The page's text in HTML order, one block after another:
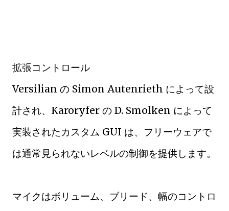
拡張コントロール
Versilian の Simon Autenrieth によって設
計され、Karoryfer の D. Smolken によって
実装されたカスタム GUI は、フリーウェアで
は通常見られないレベルの制御を提供します。
マイクはボリューム、ブリード、幅のコントロ